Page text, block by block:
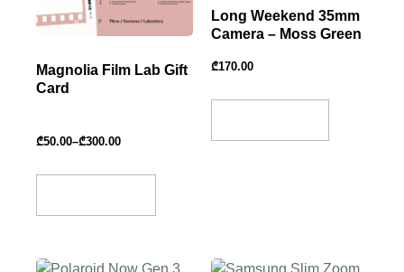
Magnolia Film Lab Gift
Card
₾50.00–₾300.00
Long Weekend 35mm
Camera – Moss Green
₾170.00